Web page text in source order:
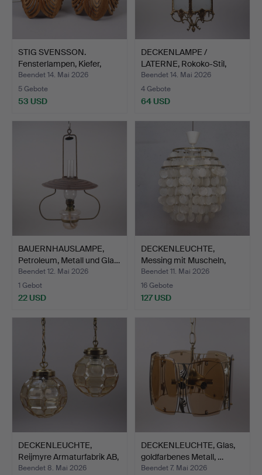
STIG SVENSSON.
Fensterlampen, Kiefer,
Ljun…
Beendet 14. Mai 2026
5 Gebote
53 USD
DECKENLAMPE /
LATERNE, Rokoko-Stil,
Mitte …
Beendet 14. Mai 2026
4 Gebote
64 USD
BAUERNHAUSLAMPE,
Petroleum, Metall und Gla…
Beendet 12. Mai 2026
1 Gebot
22 USD
DECKENLEUCHTE,
Messing mit Muscheln,
späte…
Beendet 11. Mai 2026
16 Gebote
127 USD
DECKENLEUCHTE,
Reijmyre Armaturfabrik AB,
…
Beendet 8. Mai 2026
DECKENLEUCHTE, Glas,
goldfarbenes Metall, …
Beendet 7. Mai 2026